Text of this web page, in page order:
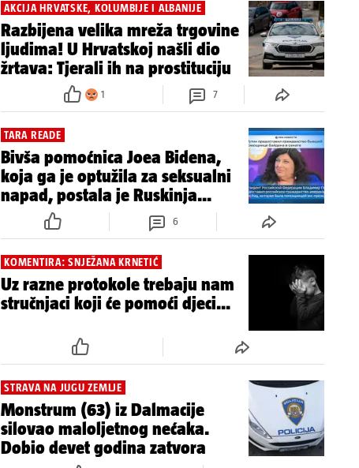
AKCIJA HRVATSKE, KOLUMBIJE I ALBANIJE
Razbijena velika mreža trgovine
ljudima! U Hrvatskoj našli dio
žrtava: Tjerali ih na prostituciju
1 7
TARA READE
Bivša pomoćnica Joea Bidena,
koja ga je optužila za seksualni
napad, postala je Ruskinja...
6
KOMENTIRA: SNJEŽANA KRNETIĆ
Uz razne protokole trebaju nam
stručnjaci koji će pomoći djeci...
STRAVA NA JUGU ZEMLJE
Monstrum (63) iz Dalmacije
silovao maloljetnog nećaka.
Dobio devet godina zatvora